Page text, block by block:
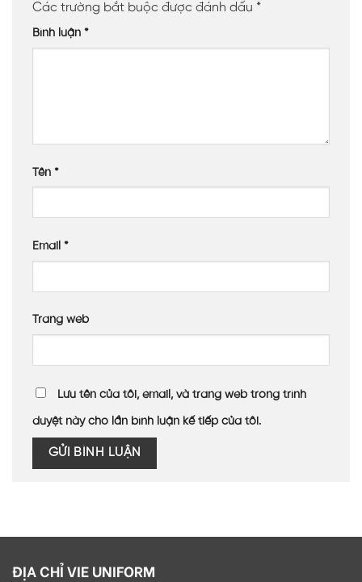
Các trường bắt buộc được đánh dấu *
Bình luận *
Tên *
Email *
Trang web
Lưu tên của tôi, email, và trang web trong trình
duyệt này cho lần bình luận kế tiếp của tôi.
ĐỊA CHỈ VIE UNIFORM